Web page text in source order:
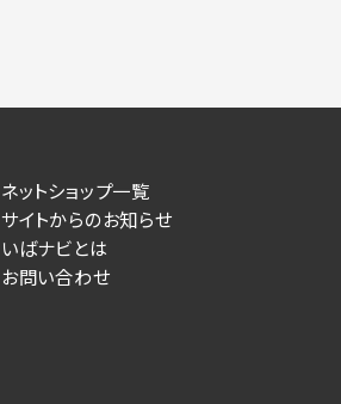
ネットショップ一覧
サイトからのお知らせ
いばナビとは
お問い合わせ